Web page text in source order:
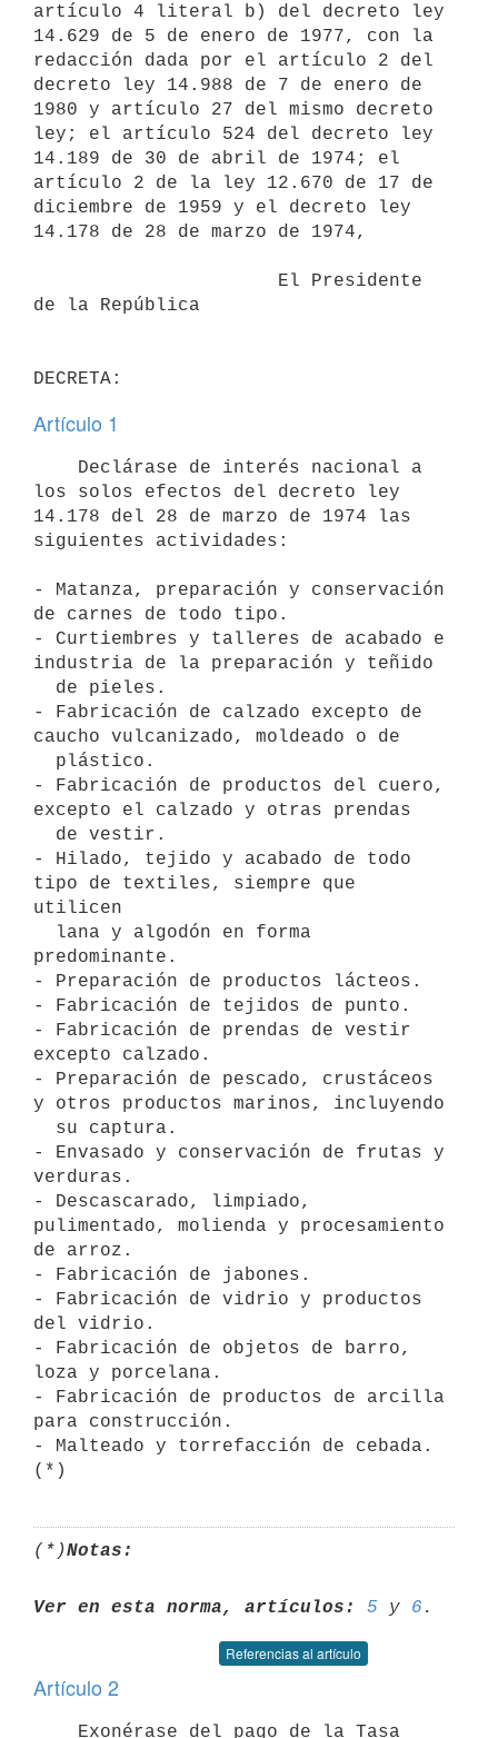
artículo 4 literal b) del decreto ley
14.629 de 5 de enero de 1977, con la
redacción dada por el artículo 2 del
decreto ley 14.988 de 7 de enero de
1980 y artículo 27 del mismo decreto
ley; el artículo 524 del decreto ley
14.189 de 30 de abril de 1974; el
artículo 2 de la ley 12.670 de 17 de
diciembre de 1959 y el decreto ley
14.178 de 28 de marzo de 1974,
de la República
Artículo 1
los solos efectos del decreto ley
14.178 del 28 de marzo de 1974 las
siguientes actividades:
- Matanza, preparación y conservación
de carnes de todo tipo.
- Curtiembres y talleres de acabado e
industria de la preparación y teñido
- Fabricación de calzado excepto de
caucho vulcanizado, moldeado o de
- Fabricación de productos del cuero,
excepto el calzado y otras prendas
- Hilado, tejido y acabado de todo
tipo de textiles, siempre que
utilicen
predominante.
- Preparación de productos lácteos.
- Fabricación de tejidos de punto.
- Fabricación de prendas de vestir
excepto calzado.
- Preparación de pescado, crustáceos
y otros productos marinos, incluyendo
- Envasado y conservación de frutas y
verduras.
- Descascarado, limpiado,
pulimentado, molienda y procesamiento
de arroz.
- Fabricación de jabones.
- Fabricación de vidrio y productos
del vidrio.
- Fabricación de objetos de barro,
loza y porcelana.
- Fabricación de productos de arcilla
para construcción.
- Malteado y torrefacción de cebada.
(*)Notas:
Ver en esta norma, artículos: 5 y 6
Referencias al artículo
Artículo 2